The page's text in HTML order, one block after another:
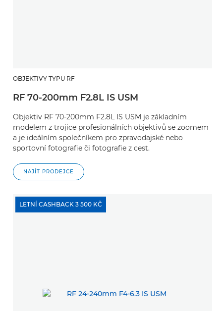
OBJEKTIVY TYPU RF
RF 70-200mm F2.8L IS USM
Objektiv RF 70-200mm F2.8L IS USM je základním
modelem z trojice profesionálních objektivů se zoomem
a je ideálním společníkem pro zpravodajské nebo
sportovní fotografie či fotografie z cest.
NAJÍT PRODEJCE
LETNÍ CASHBACK 3 500 KČ